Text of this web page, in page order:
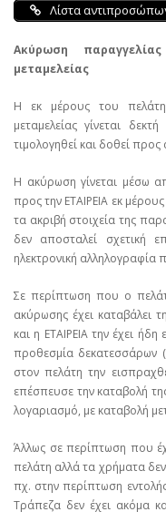
Λίστα
Ακύρωση
μεταμελείας
Η εκ μέρους του
μεταμελείας γίνεται
τιμολογηθεί και δοθεί
Η ακύρωση γίνεται μέσω
προς την ΕΤΑΙΡΕΙΑ εκ
τα ακριβή στοιχεία της
δεν αποσταλεί σχετική
ηλεκτρονική αλληλογραφία
Σε περίπτωση που ο
ακύρωσης έχει καταβάλει
και η ΕΤΑΙΡΕΙΑ την έχει
προθεσμία δεκατεσσάρων
στον πελάτη την
επέσπευσε την καταβολή
λογαριασμό, με καταβολή
Άλλως σε περίπτωση που
πελάτη αλλά τα χρήματα
πχ. στην περίπτωση
Τράπεζα δεν έχει ακόμα